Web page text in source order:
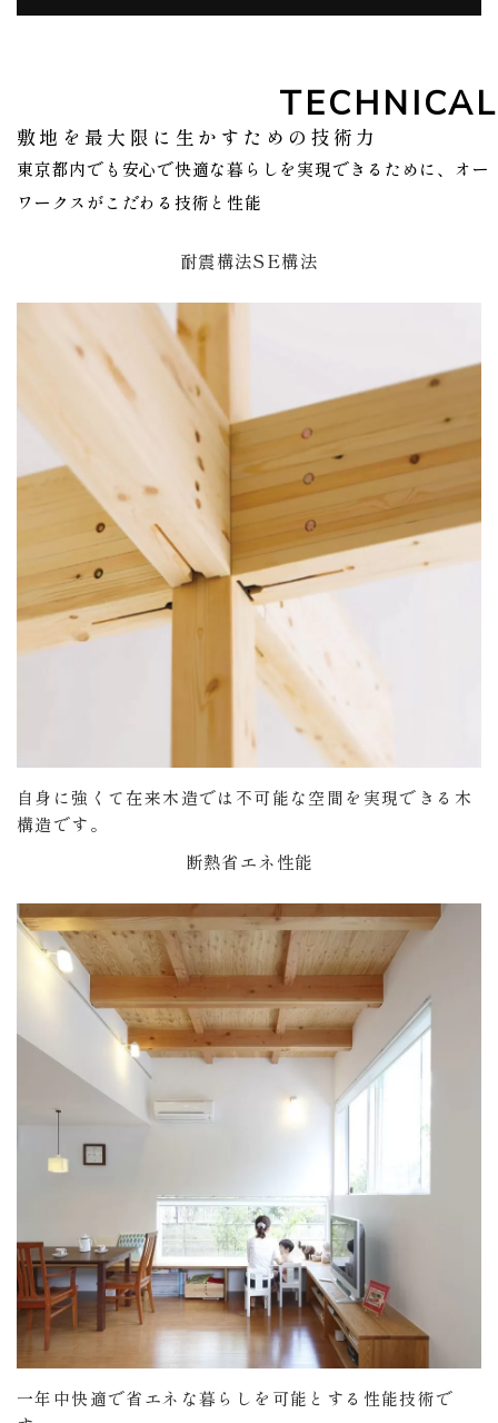
TECHNICAL
敷地を最大限に生かすための技術力
東京都内でも安心で快適な暮らしを実現できるために、オー
ワークスがこだわる技術と性能
耐震構法SE構法
自身に強くて在来木造では不可能な空間を実現できる木
構造です。
断熱省エネ性能
一年中快適で省エネな暮らしを可能とする性能技術で